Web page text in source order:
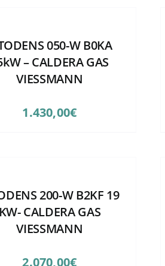
050-W B0KA
– CALDERA GAS
VIESSMANN
1.430,00€
200-W B2KF 19
KW- CALDERA GAS
VIESSMANN
2.070,00€